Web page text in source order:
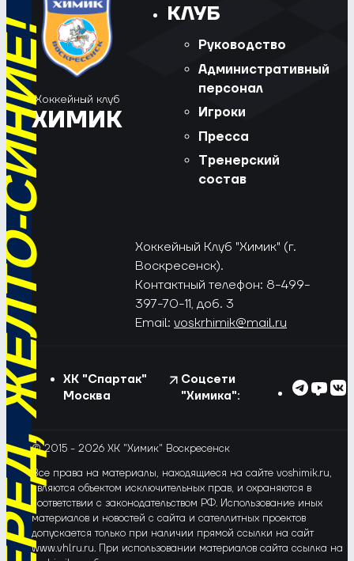
СИНИЕ!
Хоккейный клуб
ХИМИК
КЛУБ
Руководство
Административный
персонал
Игроки
Пресса
Тренерский
состав
Хоккейный Клуб "Химик" (г.
Воскресенск).
Контактный телефон: 8-499-
397-70-11, доб. 3
Email: voskrhimik@mail.ru
ХК "Спартак"
Москва
Соцсети
"Химика":
© 2015 - 2026 ХК "Химик" Воскресенск
Все права на материалы, находящиеся на сайте voshimik.ru,
являются объектом исключительных прав, и охраняются в
соответствии с законодательством РФ. Использование иных
материалов и новостей с сайта и сателлитных проектов
допускается только при наличии прямой ссылки на сайт
www.vhlru.ru. При использовании материалов сайта ссылка на